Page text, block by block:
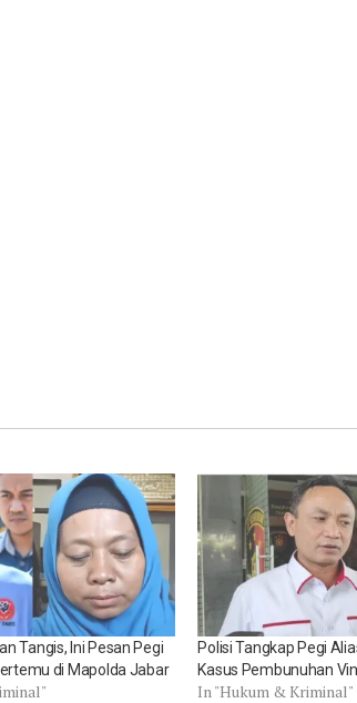
Tangis, Ini Pesan Pegi
di Mapolda Jabar
Polisi Tangkap Pegi
Kasus Pembunuhan
In "Hukum & Kriminal"